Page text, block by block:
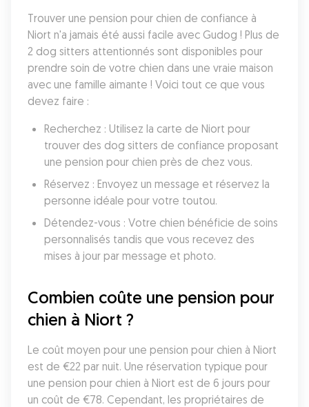
Trouver une pension pour chien de confiance à
Niort n'a jamais été aussi facile avec Gudog ! Plus de
2 dog sitters attentionnés sont disponibles pour
prendre soin de votre chien dans une vraie maison
avec une famille aimante ! Voici tout ce que vous
devez faire :
Recherchez : Utilisez la carte de Niort pour
trouver des dog sitters de confiance proposant
une pension pour chien près de chez vous.
Réservez : Envoyez un message et réservez la
personne idéale pour votre toutou.
Détendez-vous : Votre chien bénéficie de soins
personnalisés tandis que vous recevez des
mises à jour par message et photo.
Combien coûte une pension pour
chien à Niort ?
Le coût moyen pour une pension pour chien à Niort
est de €22 par nuit. Une réservation typique pour
une pension pour chien à Niort est de 6 jours pour
un coût de €78. Cependant, les propriétaires de